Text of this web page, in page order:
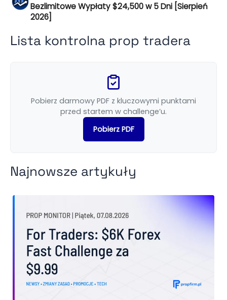
Bezlimitowe Wypłaty $24,500 w 5 Dni [Sierpień
2026]
Lista kontrolna prop tradera
Pobierz darmowy PDF z kluczowymi punktami
przed startem w challenge’u.
Pobierz PDF
Najnowsze artykuły